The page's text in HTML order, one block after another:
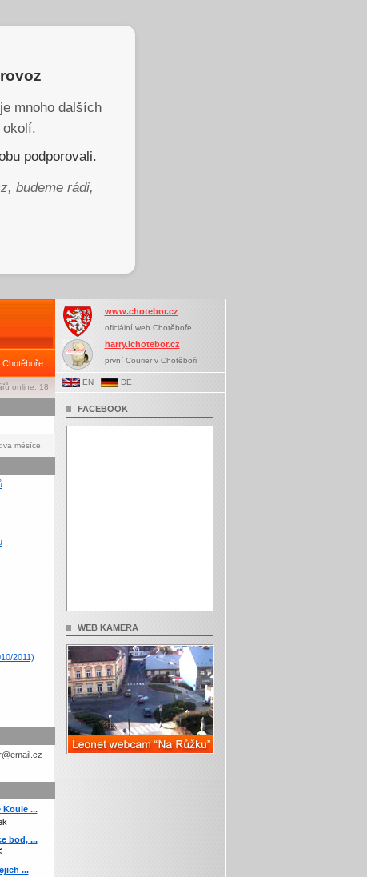
mnoho dalších
okolí.
podporovali.
budeme rádi,
Chotěboře
online: 18
měsíce.
2011)
Koule ...
bod, ...
...
www.chotebor.cz
oficiální web Chotěboře
harry.ichotebor.cz
první Courier v Chotěboři
EN DE
FACEBOOK
WEB KAMERA